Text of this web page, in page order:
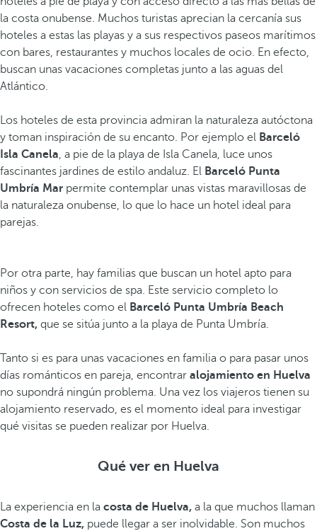
la costa onubense. Muchos turistas aprecian la cercanía sus
hoteles a estas las playas y a sus respectivos paseos marítimos
con bares, restaurantes y muchos locales de ocio. En efecto,
buscan unas vacaciones completas junto a las aguas del
Atlántico.
Los hoteles de esta provincia admiran la naturaleza autóctona
y toman inspiración de su encanto. Por ejemplo el Barceló
Isla Canela, a pie de la playa de Isla Canela, luce unos
fascinantes jardines de estilo andaluz. El Barceló Punta
Umbría Mar permite contemplar unas vistas maravillosas de
la naturaleza onubense, lo que lo hace un hotel ideal para
parejas.
Por otra parte, hay familias que buscan un hotel apto para
niños y con servicios de spa. Este servicio completo lo
ofrecen hoteles como el Barceló Punta Umbría Beach
Resort, que se sitúa junto a la playa de Punta Umbría.
Tanto si es para unas vacaciones en familia o para pasar unos
días románticos en pareja, encontrar alojamiento en Huelva
no supondrá ningún problema. Una vez los viajeros tienen su
alojamiento reservado, es el momento ideal para investigar
qué visitas se pueden realizar por Huelva.
Qué ver en Huelva
La experiencia en la costa de Huelva, a la que muchos llaman
Costa de la Luz, puede llegar a ser inolvidable. Son muchos